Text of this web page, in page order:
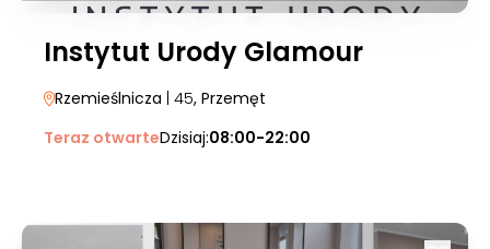
Instytut Urody Glamour
Rzemieślnicza | 45, Przemęt
Teraz otwarteDzisiaj:08:00-22:00